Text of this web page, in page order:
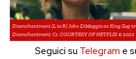
Disenchantment (L to R) John DiMaggio as King Zog
Disenchantment. Cr. COURTESY OF NETFLIX © 2022
Seguici su Telegram e